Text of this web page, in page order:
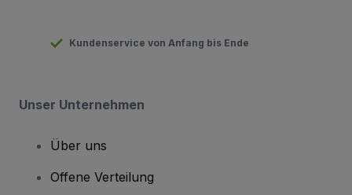
Kundenservice von Anfang bis Ende
Unser Unternehmen
Über uns
Offene Verteilung